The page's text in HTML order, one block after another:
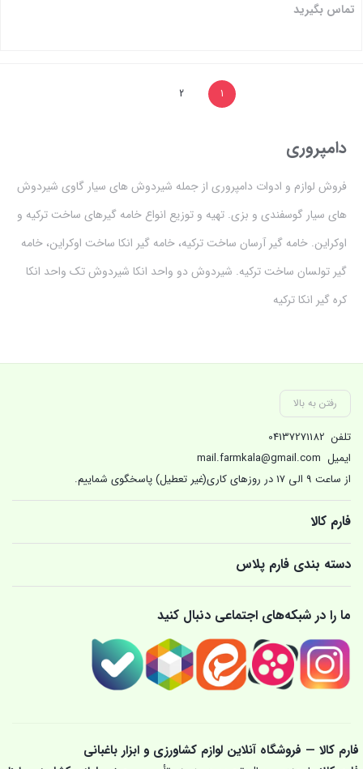
تماس بگیرید
1
2
دامپروری
فروش لوازم و ادوات دامپروری از جمله شیردوش های سیار گاوی شیردوش
های سیار گوسفندی و بزی. تهیه و توزیع انواع خامه گیرهای ساخت ترکیه و
اوکراین. خامه گیر آرسان ساخت ترکیه، خامه گیر انکا ساخت اوکراین، خامه
گیر تولسان ساخت ترکیه. شیردوش دو واحد انکا شیردوش تک واحد انکا
کره گیر انکا ترکیه
رفتن به بالا
تلفن 04137271182
ایمیل mail.farmkala@gmail.com
از ساعت 9 الی 17 در روزهای کاری(غیر تعطیل) پاسخگوی شماییم.
فارم کالا
دسته بندی فارم پلاس
ما را در شبکه‌های اجتماعی دنبال کنید
فارم کالا — فروشگاه آنلاین لوازم کشاورزی و ابزار باغبانی